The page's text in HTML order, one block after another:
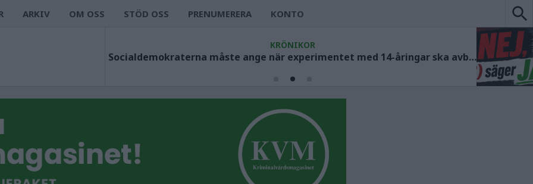
ARKIV OM OSS STÖD OSS PRENUMERERA KONTO
KRÖNIKOR
Socialdemokraterna måste ange när experimentet med 14-åringar ska avbrytas